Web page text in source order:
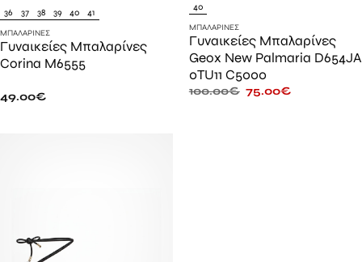
36 37 38 39 40 41
ΜΠΑΛΑΡΊΝΕΣ
Γυναικείες Μπαλαρίνες
Corina M6555
49.00€
40
ΜΠΑΛΑΡΊΝΕΣ
Γυναικείες Μπαλαρίνες
Geox New Palmaria D654JA
0TU11 C5000
100.00€ 75.00€